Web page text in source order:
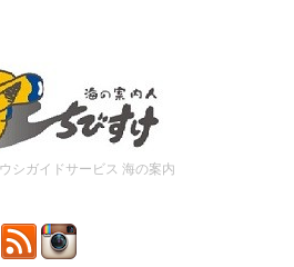
シガイドサービス 海の案内